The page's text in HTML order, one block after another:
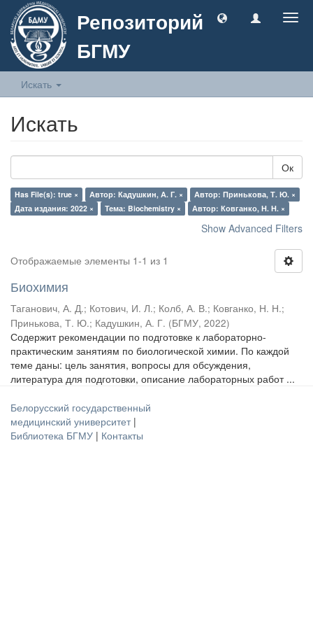
Репозиторий
БГМУ
Искать
Искать
Ок
Has File(s): true × Автор: Кадушкин, А. Г. ×
Автор: Принькова, Т. Ю. ×
Дата издания: 2022 ×
Тема: Biochemistry × Автор: Ковганко, Н. Н. ×
Show Advanced Filters
Отображаемые элементы 1-1 из 1
Биохимия
Таганович, А. Д.; Котович, И. Л.; Колб, А. В.; Ковганко, Н. Н.;
Принькова, Т. Ю.; Кадушкин, А. Г. (БГМУ, 2022)
Содержит рекомендации по подготовке к лабораторно-
практическим занятиям по биологической химии. По каждой
теме даны: цель занятия, вопросы для обсуждения,
литература для подготовки, описание лабораторных работ ...
Белорусский государственный
медицинский университет |
Библиотека БГМУ | Контакты